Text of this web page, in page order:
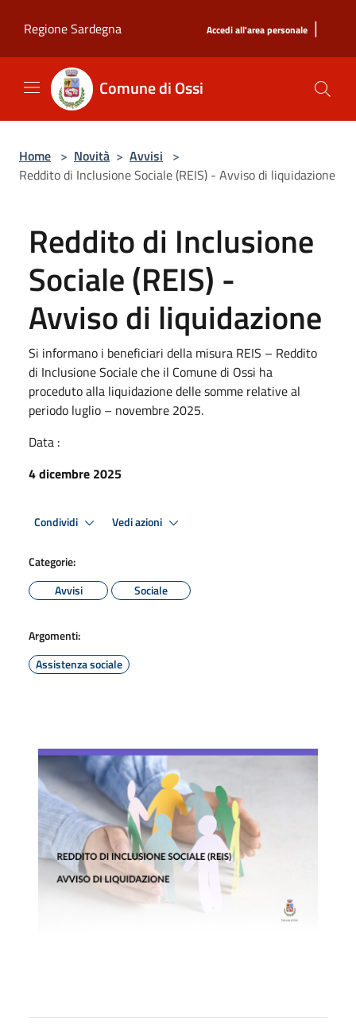
Regione Sardegna
Accedi all'area personale |
Comune di Ossi
Home > Novità > Avvisi >
Reddito di Inclusione Sociale (REIS) - Avviso di liquidazione
Reddito di Inclusione
Sociale (REIS) -
Avviso di liquidazione
Si informano i beneficiari della misura REIS – Reddito
di Inclusione Sociale che il Comune di Ossi ha
proceduto alla liquidazione delle somme relative al
periodo luglio – novembre 2025.
Data :
4 dicembre 2025
Condividi Vedi azioni
Categorie:
Avvisi
Sociale
Argomenti:
Assistenza sociale